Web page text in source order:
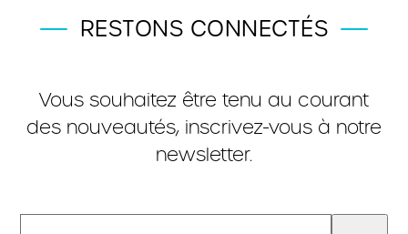
RESTONS CONNECTÉS
Vous souhaitez être tenu au courant
des nouveautés, inscrivez-vous à notre
newsletter.